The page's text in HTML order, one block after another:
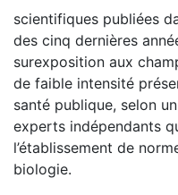
scientifiques publiées
des cinq dernières
surexposition aux
de faible intensité
santé publique, selon
experts indépendants
l’établissement de
biologie.